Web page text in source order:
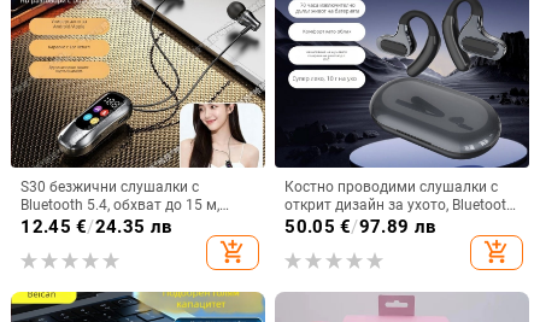
S30 безжични слушалки с
Bluetooth 5.4, обхват до 15 м,
стерео звук, цифров дисплей,
12.45 €/24.35 лв
add_shopping_cart
Костно проводими слушалки с
открит дизайн за ухото, Bluetooth
5.4, обхват 10 м, IPX7
водоустойчивост, над 8 часа
работа
50.05 €/97.89 лв
add_shopping_cart